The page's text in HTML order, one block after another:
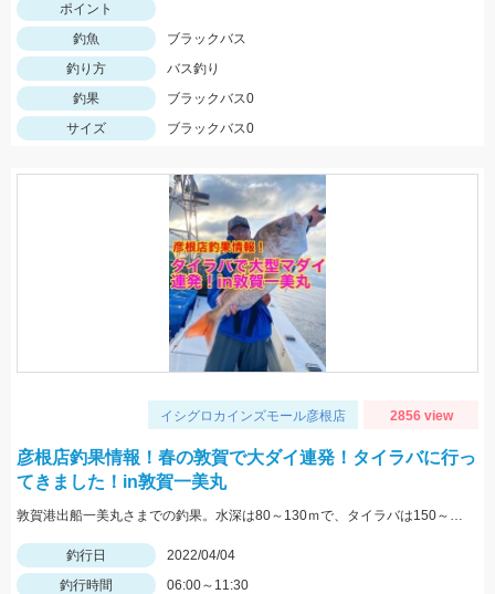
ポイント
釣魚
ブラックバス
釣り方
バス釣り
釣果
ブラックバス0
サイズ
ブラックバス0
イシグロカインズモール彦根店 2856 view
彦根店釣果情報！春の敦賀で大ダイ連発！タイラバに行っ
てきました！in敦賀一美丸
敦賀港出船一美丸さまでの釣果。水深は80～130ｍで、タイラバは150～230ｇまで使用。風や潮の流れによって必要な重さが変わってくるので、80～250ｇまで広く揃えるのがオススメです。
釣行日
2022/04/04
釣行時間
06:00～11:30